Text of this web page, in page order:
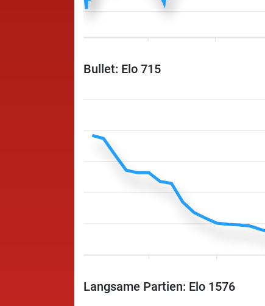
Bullet: Elo 715
Langsame Partien: Elo 1576